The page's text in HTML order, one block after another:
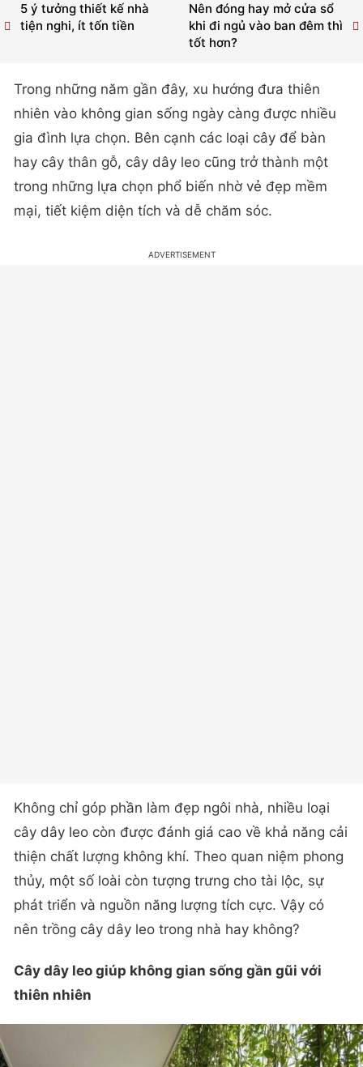
Nên đóng hay mở cửa sổ
khi đi ngủ vào ban đêm thì
tốt hơn?
5 ý tưởng thiết kế nhà
tiện nghi, ít tốn tiền
Trong những năm gần đây, xu hướng đưa thiên
nhiên vào không gian sống ngày càng được nhiều
gia đình lựa chọn. Bên cạnh các loại cây để bàn
hay cây thân gỗ, cây dây leo cũng trở thành một
trong những lựa chọn phổ biến nhờ vẻ đẹp mềm
mại, tiết kiệm diện tích và dễ chăm sóc.
Không chỉ góp phần làm đẹp ngôi nhà, nhiều loại
cây dây leo còn được đánh giá cao về khả năng cải
thiện chất lượng không khí. Theo quan niệm phong
thủy, một số loài còn tượng trưng cho tài lộc, sự
phát triển và nguồn năng lượng tích cực. Vậy có
nên trồng cây dây leo trong nhà hay không?
Cây dây leo giúp không gian sống gần gũi với
thiên nhiên